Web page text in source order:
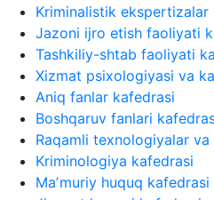
Kriminalistik ekspertizalar
Jazoni ijro etish faoliyati
Tashkiliy-shtab faoliyati
Xizmat psixologiyasi va
Aniq fanlar kafedrasi
Boshqaruv fanlari
Raqamli texnologiyalar
Kriminologiya kafedrasi
Maʼmuriy huquq kafedrasi